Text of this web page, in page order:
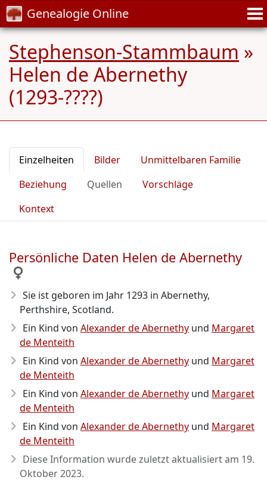
Genealogie Online
Stephenson-Stammbaum »
Helen de Abernethy
(1293-????)
Einzelheiten Bilder
Unmittelbaren Familie
Beziehung
Quellen
Vorschläge
Kontext
Persönliche Daten Helen de Abernethy
Sie ist geboren im Jahr 1293 in Abernethy,
Perthshire, Scotland.
Ein Kind von Alexander de Abernethy und Margaret
de Menteith
Ein Kind von Alexander de Abernethy und Margaret
de Menteith
Ein Kind von Alexander de Abernethy und Margaret
de Menteith
Ein Kind von Alexander de Abernethy und Margaret
de Menteith
Diese Information wurde zuletzt aktualisiert am 19.
Oktober 2023.